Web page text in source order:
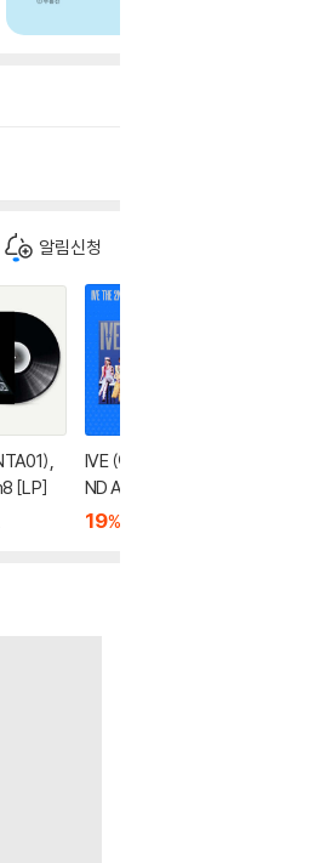
알림신청
[LP]
IVE (아이브) - THE 2
ND ALBUM : REVIVE
+ [화이트 마블 컬러 L
19%